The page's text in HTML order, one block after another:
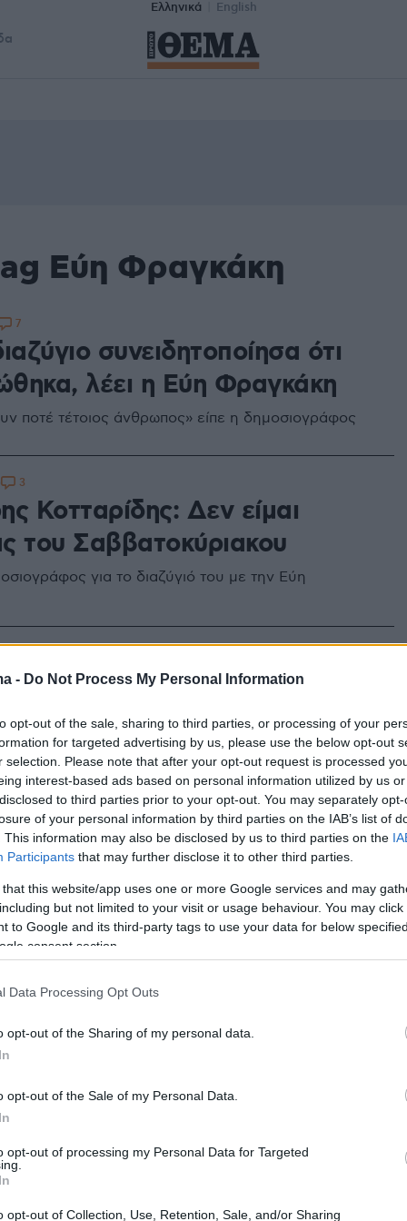
- Do Not Process My Personal Information
opt-out of the sale, sharing to third parties, or processing of your
for targeted advertising by us, please use the below opt-out
selection. Please note that after your opt-out request is processed
interest-based ads based on personal information utilized by us
to third parties prior to your opt-out. You may separately
of your personal information by third parties on the IAB’s list of
This information may also be disclosed by us to third parties on the
Participants that may further disclose it to other third parties.
that this website/app uses one or more Google services and may
but not limited to your visit or usage behaviour. You may
to Google and its third-party tags to use your data for below
consent section.
Data Processing Opt Outs
opt-out of the Sharing of my personal data.
opt-out of the Sale of my Personal Data.
opt-out of processing my Personal Data for Targeted
opt-out of Collection, Use, Retention, Sale, and/or Sharing
Ελληνικά English
Εύη Φραγκάκη
συνειδητοποίησα ότι
λέει η Εύη Φραγκάκη
ποτέ τέτοιος άνθρωπος» είπε η δημοσιογράφος
7
Κοτταρίδης: Δεν είμαι
του Σαββατοκύριακου
για το διαζύγιό του με την Εύη
3
Το πρώτο της βιβλίο
για όλους τους γονείς
στη Μαμά και τον Μπαμπά, που είναι ο αληθινός
Το άγχος της
λοίμωξη και την έστειλε
ξεκαθάρισε πως δεν έχει κορωνοϊό
3
- «Μένουμε Alpha»: Νέα
εκπομπή από την ερχόμενη
απόγευμα στισ 16:30
9